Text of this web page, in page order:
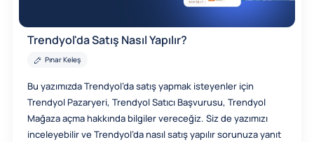
Trendyol'da Satış Nasıl Yapılır?
Pınar Keleş
Bu yazımızda Trendyol’da satış yapmak isteyenler için
Trendyol Pazaryeri, Trendyol Satıcı Başvurusu, Trendyol
Mağaza açma hakkında bilgiler vereceğiz. Siz de yazımızı
inceleyebilir ve Trendyol’da nasıl satış yapılır sorunuza yanıt